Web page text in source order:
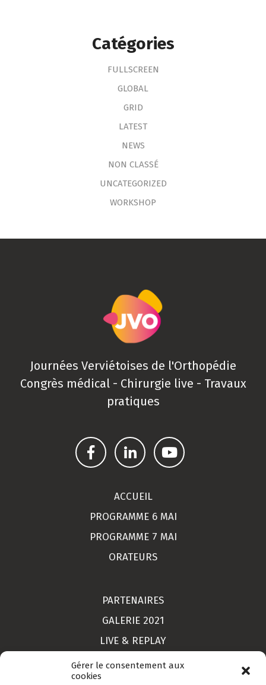
Gérer le consentement aux
cookies
Catégories
FULLSCREEN
GLOBAL
GRID
LATEST
NEWS
NON CLASSÉ
UNCATEGORIZED
WORKSHOP
Journées Verviétoises de l'Orthopédie
Congrès médical - Chirurgie live - Travaux
pratiques
ACCUEIL
PROGRAMME 6 MAI
PROGRAMME 7 MAI
ORATEURS
PARTENAIRES
GALERIE 2021
LIVE & REPLAY
MON COMPTE